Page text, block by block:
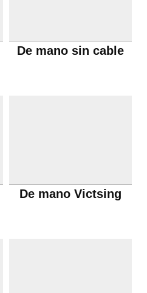
De mano sin cable
De mano Victsing